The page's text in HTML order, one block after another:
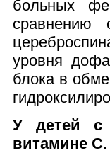
больных
сравнению
уровня
блока в
У детей с
витамине С.